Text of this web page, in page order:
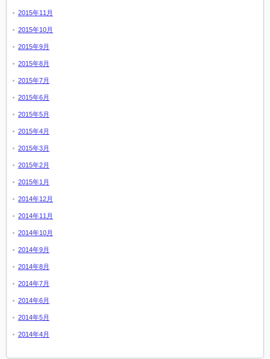
2015年11月
2015年10月
2015年9月
2015年8月
2015年7月
2015年6月
2015年5月
2015年4月
2015年3月
2015年2月
2015年1月
2014年12月
2014年11月
2014年10月
2014年9月
2014年8月
2014年7月
2014年6月
2014年5月
2014年4月